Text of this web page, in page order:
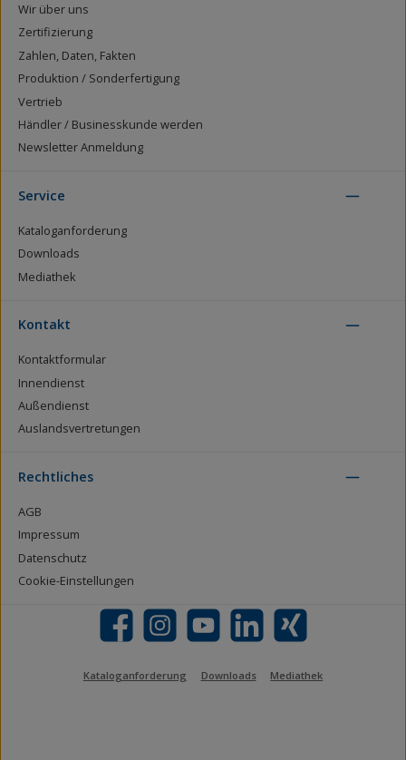
Wir über uns
Zertifizierung
Zahlen, Daten, Fakten
Produktion / Sonderfertigung
Vertrieb
Händler / Businesskunde werden
Newsletter Anmeldung
Service
Kataloganforderung
Downloads
Mediathek
Kontakt
Kontaktformular
Innendienst
Außendienst
Auslandsvertretungen
Rechtliches
AGB
Impressum
Datenschutz
Cookie-Einstellungen
Facebook Instagram YouTube LinkedIn Xing
Kataloganforderung Downloads Mediathek